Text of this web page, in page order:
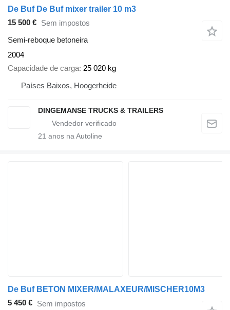
De Buf De Buf mixer trailer 10 m3
15 500 € Sem impostos
Semi-reboque betoneira
2004
Capacidade de carga 25 020 kg
Países Baixos, Hoogerheide
DINGEMANSE TRUCKS & TRAILERS
21 anos na Autoline
De Buf BETON MIXER/MALAXEUR/MISCHER10M3
5 450 € Sem impostos